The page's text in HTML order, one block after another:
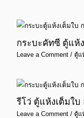
กระบะคัทซี ตู้แห้
Leave a Comment / ตู้แ
รีโว่ ตู้แห้งเต็มใบ
Leave a Comment / ตู้แ